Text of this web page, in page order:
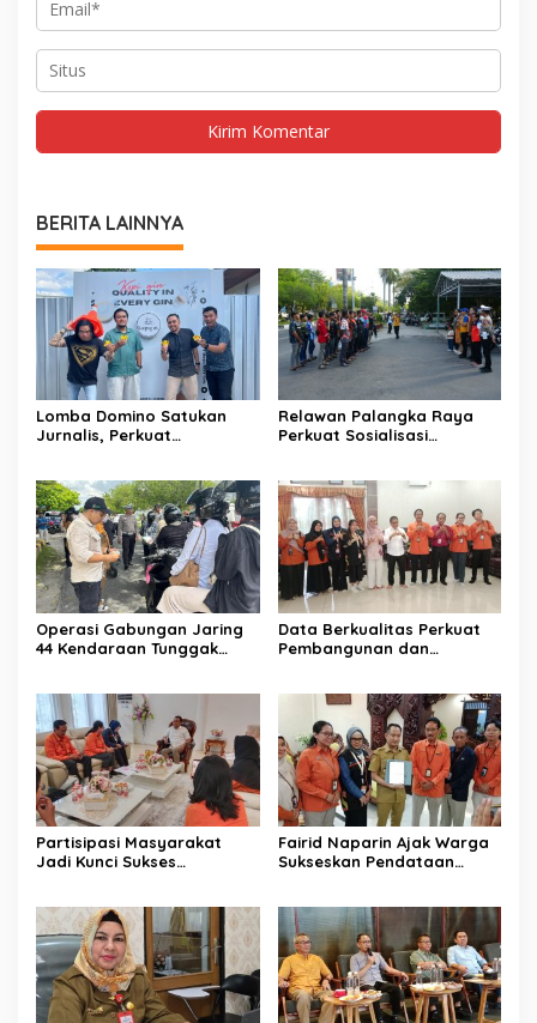
BERITA LAINNYA
Lomba Domino Satukan
Jurnalis, Perkuat
Relawan Palangka Raya
Perkuat Sosialisasi
Operasi Gabungan Jaring
44 Kendaraan Tunggak
Data Berkualitas Perkuat
Pembangunan dan
Partisipasi Masyarakat
Jadi Kunci Sukses
Fairid Naparin Ajak Warga
Sukseskan Pendataan